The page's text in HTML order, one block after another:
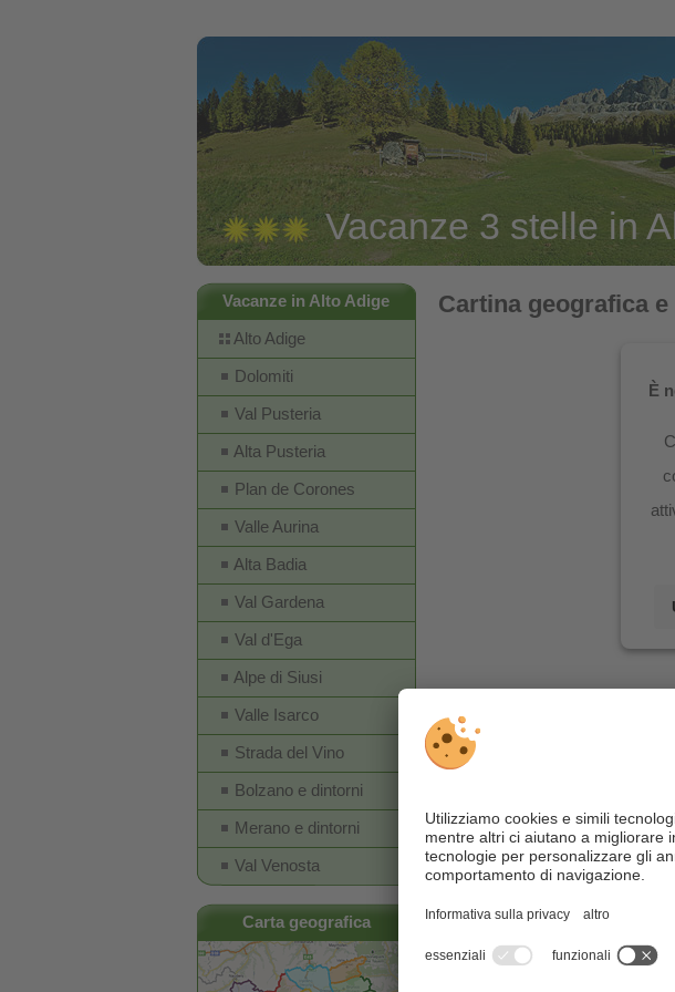
Vacanze 3 stelle in
Vacanze in Alto Adige
Alto Adige
Dolomiti
Val Pusteria
Alta Pusteria
Plan de Corones
Valle Aurina
Alta Badia
Val Gardena
Val d'Ega
Alpe di Siusi
Valle Isarco
Strada del Vino
Bolzano e dintorni
Merano e dintorni
Val Venosta
Carta geografica
Cartina geografica
È
Link utili per l'arrivo e per